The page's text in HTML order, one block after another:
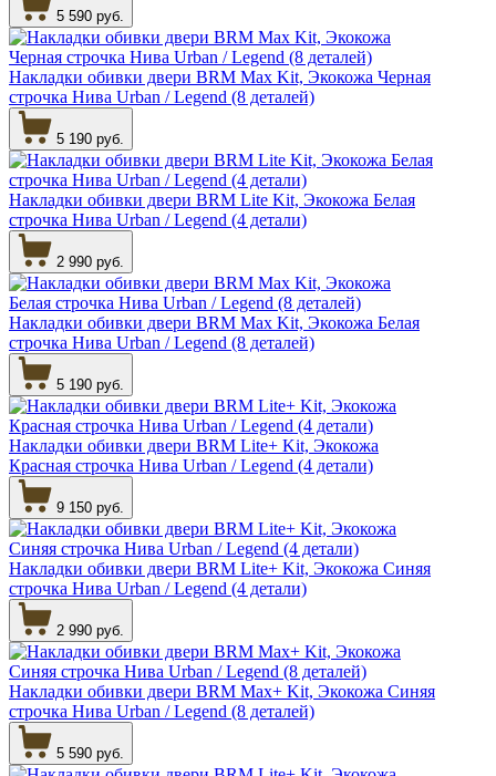
5 590 руб.
Накладки обивки двери BRM Max Kit, Экокожа Черная
строчка Нива Urban / Legend (8 деталей)
5 190 руб.
Накладки обивки двери BRM Lite Kit, Экокожа Белая
строчка Нива Urban / Legend (4 детали)
2 990 руб.
Накладки обивки двери BRM Max Kit, Экокожа Белая
строчка Нива Urban / Legend (8 деталей)
5 190 руб.
Накладки обивки двери BRM Lite+ Kit, Экокожа
Красная строчка Нива Urban / Legend (4 детали)
9 150 руб.
Накладки обивки двери BRM Lite+ Kit, Экокожа Синяя
строчка Нива Urban / Legend (4 детали)
2 990 руб.
Накладки обивки двери BRM Max+ Kit, Экокожа Синяя
строчка Нива Urban / Legend (8 деталей)
5 590 руб.